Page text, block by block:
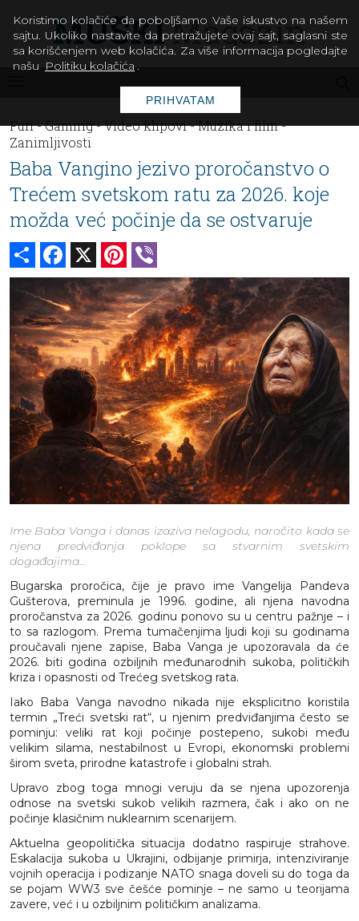
Fun -Gaming -Video klipovi -Muzika i film -
Zanimljivosti
Baba Vangino jezivo proročanstvo o
Trećem svetskom ratu za 2026. koje
možda već počinje da se ostvaruje
Share Facebook Pinterest
Ime Baba Vanga i danas izaziva nelagodu, naročito kada se
njena predviđanja poklope sa stvarnim svetskim
događajima…
Bugarska proročica, čije je pravo ime Vangelija Pandeva
Gušterova, preminula je 1996. godine, ali njena navodna
proročanstva za 2026. godinu ponovo su u centru pažnje – i
to sa razlogom. Prema tumačenjima ljudi koji su godinama
proučavali njene zapise, Baba Vanga je upozoravala da će
2026. biti godina ozbiljnih međunarodnih sukoba, političkih
kriza i opasnosti od Trećeg svetskog rata.
Iako Baba Vanga navodno nikada nije eksplicitno koristila
termin „Treći svetski rat“, u njenim predviđanjima često se
pominju: veliki rat koji počinje postepeno, sukobi među
velikim silama, nestabilnost u Evropi, ekonomski problemi
širom sveta, prirodne katastrofe i globalni strah.
Upravo zbog toga mnogi veruju da se njena upozorenja
odnose na svetski sukob velikih razmera, čak i ako on ne
počinje klasičnim nuklearnim scenarijem.
Aktuelna geopolitička situacija dodatno raspiruje strahove.
Eskalacija sukoba u Ukrajini, odbijanje primirja, intenziviranje
vojnih operacija i podizanje NATO snaga doveli su do toga da
se pojam WW3 sve češće pominje – ne samo u teorijama
zavere, već i u ozbiljnim političkim analizama.
Koristimo kolačiće da poboljšamo Vaše iskustvo na našem
sajtu. Ukoliko nastavite da pretražujete ovaj sajt, saglasni ste
sa korišćenjem web kolačića. Za više informacija pogledajte
našu Politiku kolačića .
PRIHVATAM